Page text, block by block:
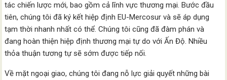
tác chiến lược mới, bao gồm cả lĩnh vực thương mại. Bước đầu
tiên, chúng tôi đã ký kết hiệp định EU-Mercosur và sẽ áp dụng
tạm thời nhanh nhất có thể. Chúng tôi cũng đã đàm phán và
đang hoàn thiện hiệp định thương mại tự do với Ấn Độ. Nhiều
thỏa thuận tương tự sẽ sớm được tiếp nối.
Về mặt ngoại giao, chúng tôi đang nỗ lực giải quyết những bài